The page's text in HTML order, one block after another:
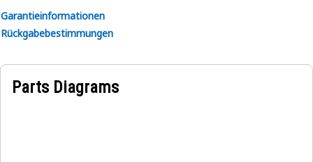
Garantieinformationen
Rückgabebestimmungen
Parts Diagrams